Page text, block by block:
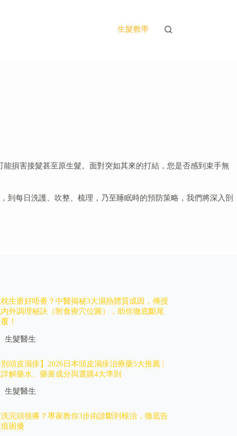
生髮教學
損害接髮甚至原生髮。面對突如其來的打結，您是否感到束手無
每日洗護、吹整、梳理，乃至睡眠時的預防策略，我們將深入剖
生瘡好唔番？中醫揭秘3大濕熱體質成因，傳授
內外調理秘訣（附食療穴位圖），助你徹底斷尾
！
生髮醫生
別頭皮濕疹】2026日本頭皮濕疹治療藥5大推薦 |
解藥水、藥膏成分與選購4大準則
生髮醫生
完頭很癢？專家教你3步由診斷到根治，徹底告
困擾